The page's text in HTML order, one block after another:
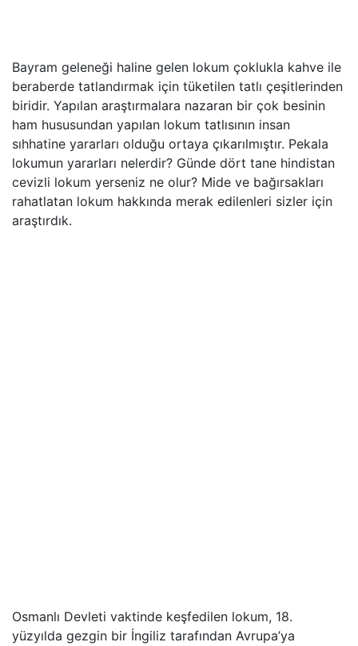
Bayram geleneği haline gelen lokum çoklukla kahve ile
beraberde tatlandırmak için tüketilen tatlı çeşitlerinden
biridir. Yapılan araştırmalara nazaran bir çok besinin
ham hususundan yapılan lokum tatlısının insan
sıhhatine yararları olduğu ortaya çıkarılmıştır. Pekala
lokumun yararları nelerdir? Günde dört tane hindistan
cevizli lokum yerseniz ne olur? Mide ve bağırsakları
rahatlatan lokum hakkında merak edilenleri sizler için
araştırdık.
Osmanlı Devleti vaktinde keşfedilen lokum, 18.
yüzyılda gezgin bir İngiliz tarafından Avrupa’ya